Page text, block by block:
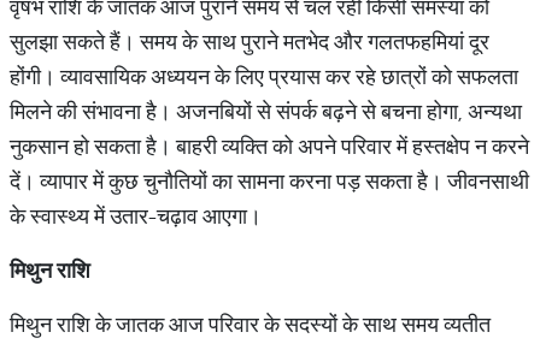
वृषभ राशि के जातक आज पुराने समय से चल रही किसी समस्या को
सुलझा सकते हैं। समय के साथ पुराने मतभेद और गलतफहमियां दूर
होंगी। व्यावसायिक अध्ययन के लिए प्रयास कर रहे छात्रों को सफलता
मिलने की संभावना है। अजनबियों से संपर्क बढ़ने से बचना होगा, अन्यथा
नुकसान हो सकता है। बाहरी व्यक्ति को अपने परिवार में हस्तक्षेप न करने
दें। व्यापार में कुछ चुनौतियों का सामना करना पड़ सकता है। जीवनसाथी
के स्वास्थ्य में उतार-चढ़ाव आएगा।
मिथुन राशि
मिथुन राशि के जातक आज परिवार के सदस्यों के साथ समय व्यतीत